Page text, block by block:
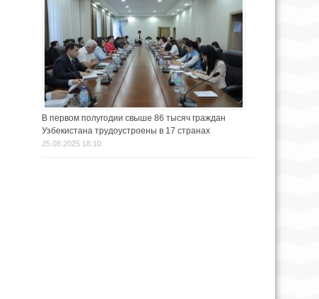
В первом полугодии свыше 86 тысяч граждан
Узбекистана трудоустроены в 17 странах
25.08.2025 18:10